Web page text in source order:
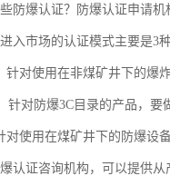
防爆认证？防爆认证申请机
入市场的认证模式主要是3种
针对使用在非煤矿井下的爆
针对防爆3C目录的产品，要
对使用在煤矿井下的防爆设
认证咨询机构，可以提供